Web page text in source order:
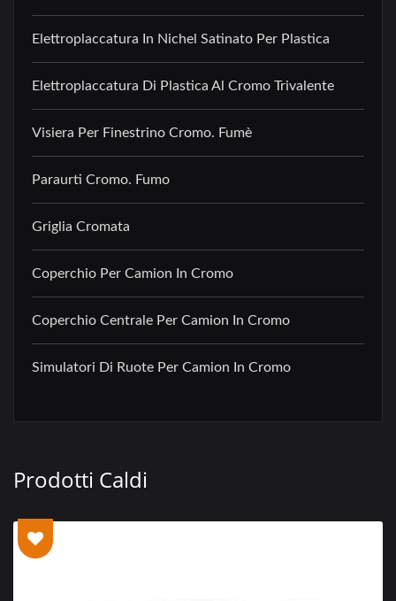
Elettroplaccatura In Nichel Satinato Per Plastica
Elettroplaccatura Di Plastica Al Cromo Trivalente
Visiera Per Finestrino Cromo. Fumè
Paraurti Cromo. Fumo
Griglia Cromata
Coperchio Per Camion In Cromo
Coperchio Centrale Per Camion In Cromo
Simulatori Di Ruote Per Camion In Cromo
Prodotti Caldi